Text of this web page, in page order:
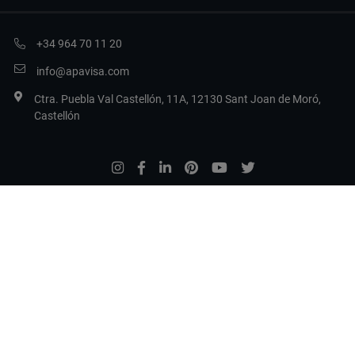
+34 964 70 11 20
info@apavisa.com
Ctra. Puebla Val Castellón, 11A, 12130 Sant Joan de Moró,
Castellón